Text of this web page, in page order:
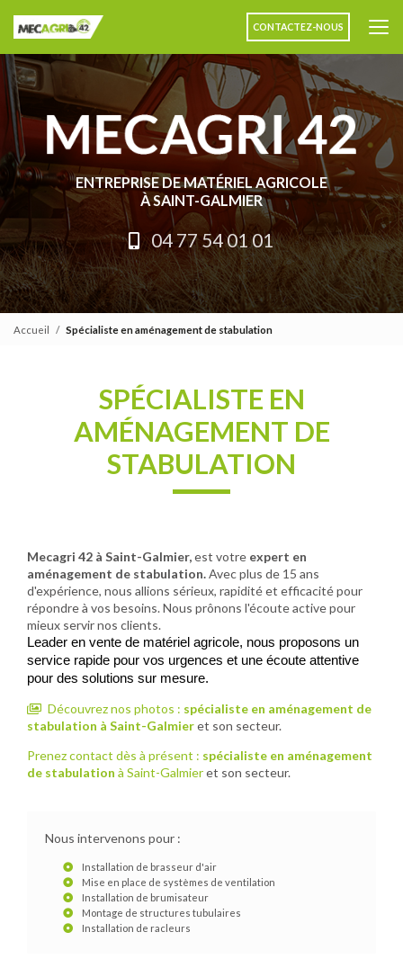
contenu
principal
CONTACTEZ-NOUS
ENTREPRISE DE MATÉRIEL AGRICOLE
À SAINT-GALMIER
04 77 54 01 01
Accueil Spécialiste en aménagement de stabulation
SPÉCIALISTE EN
AMÉNAGEMENT DE
STABULATION
Mecagri 42 à Saint-Galmier,est votre expert en
aménagement de stabulation.Avec plus de 15 ans
d'expérience, nous allions sérieux, rapidité et efficacité pour
répondre à vos besoins. Nous prônons l'écoute active pour
mieux servir nos clients.
Leader en vente de matériel agricole, nous proposons un
service rapide pour vos urgences et une écoute attentive
pour des solutions sur mesure.
Découvrez nos photos : spécialiste en aménagement de
stabulation à Saint-Galmieret son secteur.
Prenez contact dès à présent : spécialiste en aménagement
de stabulation à Saint-Galmieret son secteur.
Nous intervenons pour :
Installation de brasseur d'air
Mise en place de systèmes de ventilation
Installation de brumisateur
Montage de structures tubulaires
Installation de racleurs